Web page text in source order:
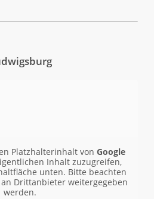
Platzhalterinhalt vonGoogle
Inhalt zuzugreifen,
unten. Bitte beachten
Drittanbieter weitergegeben
werden.